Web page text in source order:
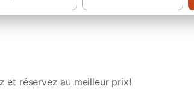
et réservez au meilleur prix!